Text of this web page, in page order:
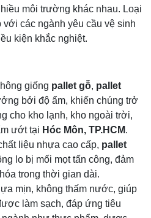
môi trường khác nhau. Loại
các ngành yêu cầu vệ sinh
kiện khắc nghiệt.
giống pallet gỗ, pallet
bởi độ ẩm, khiến chúng trở
cho kho lạnh, kho ngoài trời,
ướt tại Hóc Môn, TP.HCM.
liệu nhựa cao cấp, pallet
lo bị mối mọt tấn công, đảm
trong thời gian dài.
mịn, không thấm nước, giúp
làm sạch, đáp ứng tiêu